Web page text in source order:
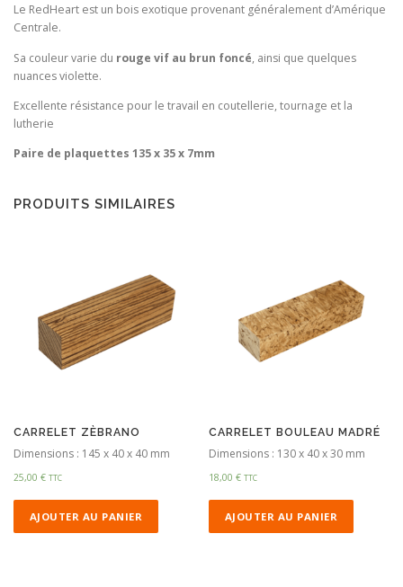
Le RedHeart est un bois exotique provenant généralement d’Amérique
Centrale.
Sa couleur varie du rouge vif au brun foncé, ainsi que quelques
nuances violette.
Excellente résistance pour le travail en coutellerie, tournage et la
lutherie
Paire de plaquettes 135 x 35 x 7mm
PRODUITS SIMILAIRES
CARRELET ZÈBRANO
Dimensions : 145 x 40 x 40 mm
25,00 € TTC
AJOUTER AU PANIER
CARRELET BOULEAU MADRÉ
Dimensions : 130 x 40 x 30 mm
18,00€ TTC
AJOUTER AU PANIER